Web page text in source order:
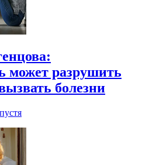
может разрушить
болезни